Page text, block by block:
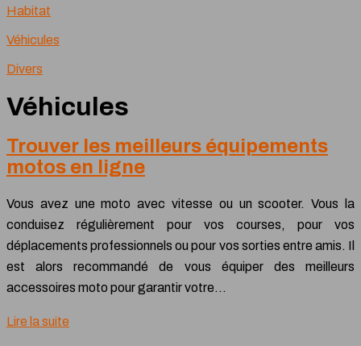
Habitat
Véhicules
Divers
Véhicules
Trouver les meilleurs équipements
motos en ligne
Vous avez une moto avec vitesse ou un scooter. Vous la
conduisez régulièrement pour vos courses, pour vos
déplacements professionnels ou pour vos sorties entre amis. Il
est alors recommandé de vous équiper des meilleurs
accessoires moto pour garantir votre…
Lire la suite